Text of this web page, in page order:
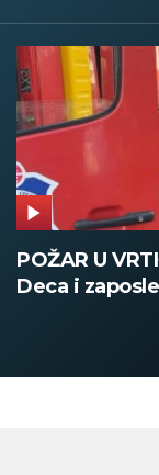
SINIŠA
DOBIO